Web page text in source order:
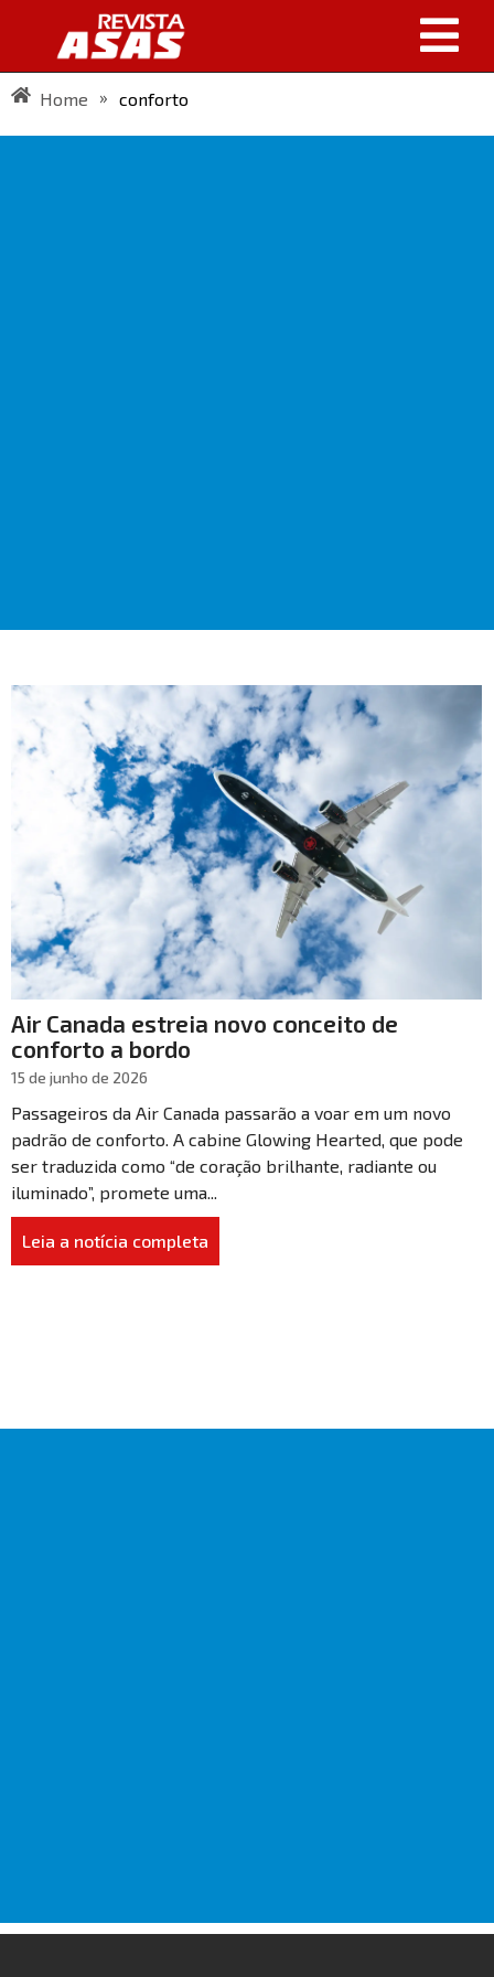
Home » conforto
Air Canada estreia novo conceito de
conforto a bordo
15 de junho de 2026
Passageiros da Air Canada passarão a voar em um novo
padrão de conforto. A cabine Glowing Hearted, que pode
ser traduzida como “de coração brilhante, radiante ou
iluminado”, promete uma...
Leia a notícia completa